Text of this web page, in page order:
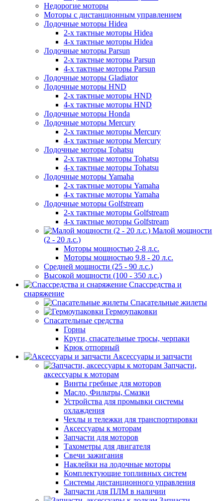
Недорогие моторы
Моторы с дистанционным управлением
Лодочные моторы Hidea
2-х тактные моторы Hidea
4-х тактные моторы Hidea
Лодочные моторы Parsun
2-х тактные моторы Parsun
4-х тактные моторы Parsun
Лодочные моторы Gladiator
Лодочные моторы HND
2-х тактные моторы HND
4-х тактные моторы HND
Лодочные моторы Honda
Лодочные моторы Mercury
2-х тактные моторы Mercury
4-х тактные моторы Mercury
Лодочные моторы Tohatsu
2-х тактные моторы Tohatsu
4-х тактные моторы Tohatsu
Лодочные моторы Yamaha
2-х тактные моторы Yamaha
4-х тактные моторы Yamaha
Лодочные моторы Golfstream
2-х тактные моторы Golfstream
4-х тактные моторы Golfstream
Малой мощности
(2 - 20 л.с.)
Моторы мощностью 2-8 л.с.
Моторы мощностью 9.8 - 20 л.с.
Средней мощности (25 - 90 л.с.)
Высокой мощности (100 - 350 л.с.)
Спассредства и
снаряжение
Спасательные жилеты
Гермоупаковки
Спасательные средства
Горны
Круги, спасательные тросы, черпаки
Крюк отпорный
Аксессуары и запчасти
Запчасти,
аксессуары к моторам
Винты гребные для моторов
Масло, Фильтры, Смазки
Устройства для промывки системы
охлаждения
Чехлы и тележки для транспортировки
Аксессуары к моторам
Запчасти для моторов
Тахометры для двигателя
Свечи зажигания
Наклейки на лодочные моторы
Комплектующие топливных систем
Системы дистанционного управления
Запчасти для ПЛМ в наличии